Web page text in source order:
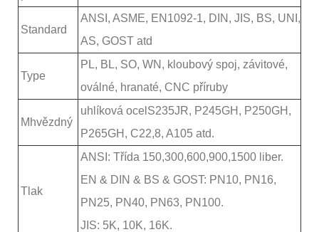
Standard
ANSI, ASME, EN1092-1, DIN, JIS, BS, UNI,
AS, GOST atd
Type
PL, BL, SO, WN, kloubový spoj, závitové,
oválné, hranaté, CNC příruby
M hvězdný
uhlíková ocel S235JR, P245GH, P250GH,
P265GH, C22,8, A105 atd.
Tlak
ANSI: Třída 150,300,600,900,1500 liber.
EN & DIN & BS & GOST: PN 10, PN16,
PN25, PN40, PN63, PN100.
JIS: 5K, 10K, 16K.